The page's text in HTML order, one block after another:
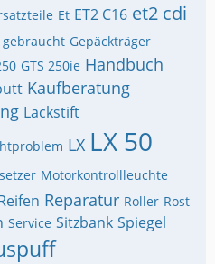
Et ET2 C16 et2 cdi
gebraucht Gepäckträger
GTS 250ie Handbuch
Kaufberatung
Lackstift
LX LX 50
Motorkontrollleuchte
Reparatur Roller Rost
Service Sitzbank Spiegel